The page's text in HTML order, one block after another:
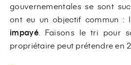
gouvernementales se sont
ont eu un objectif commun
impayé. Faisons le tri pour
propriétaire peut prétendre en